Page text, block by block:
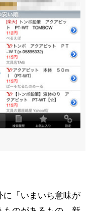
に「いまいち意味が